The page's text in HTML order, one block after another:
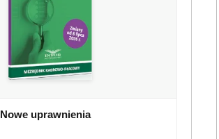
uprawnienia